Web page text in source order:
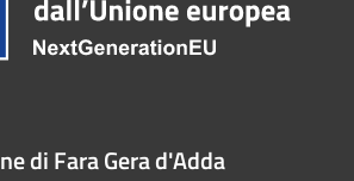
di Fara Gera d'Adda